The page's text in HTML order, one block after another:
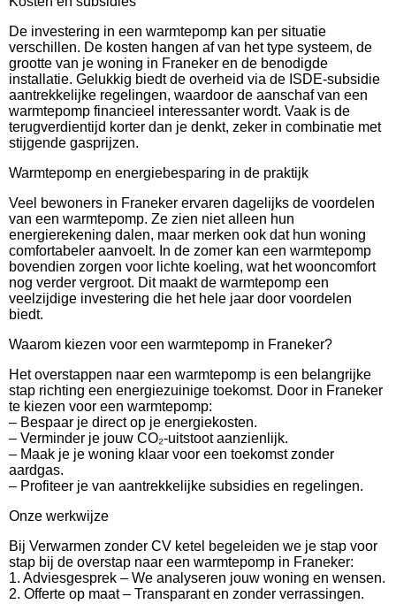
De investering in een warmtepomp kan per situatie
verschillen. De kosten hangen af van het type systeem, de
grootte van je woning in Franeker en de benodigde
installatie. Gelukkig biedt de overheid via de ISDE-subsidie
aantrekkelijke regelingen, waardoor de aanschaf van een
warmtepomp financieel interessanter wordt. Vaak is de
terugverdientijd korter dan je denkt, zeker in combinatie met
stijgende gasprijzen.
Warmtepomp en energiebesparing in de praktijk
Veel bewoners in Franeker ervaren dagelijks de voordelen
van een warmtepomp. Ze zien niet alleen hun
energierekening dalen, maar merken ook dat hun woning
comfortabeler aanvoelt. In de zomer kan een warmtepomp
bovendien zorgen voor lichte koeling, wat het wooncomfort
nog verder vergroot. Dit maakt de warmtepomp een
veelzijdige investering die het hele jaar door voordelen
biedt.
Waarom kiezen voor een warmtepomp in Franeker?
Het overstappen naar een warmtepomp is een belangrijke
stap richting een energiezuinige toekomst. Door in Franeker
te kiezen voor een warmtepomp:
– Bespaar je direct op je energiekosten.
– Verminder je jouw CO₂-uitstoot aanzienlijk.
– Maak je je woning klaar voor een toekomst zonder
aardgas.
– Profiteer je van aantrekkelijke subsidies en regelingen.
Onze werkwijze
Bij Verwarmen zonder CV ketel begeleiden we je stap voor
stap bij de overstap naar een warmtepomp in Franeker:
1. Adviesgesprek – We analyseren jouw woning en wensen.
2. Offerte op maat – Transparant en zonder verrassingen.